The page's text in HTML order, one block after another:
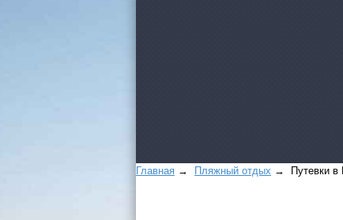
Главная → Пляжный отдых → Путевки в